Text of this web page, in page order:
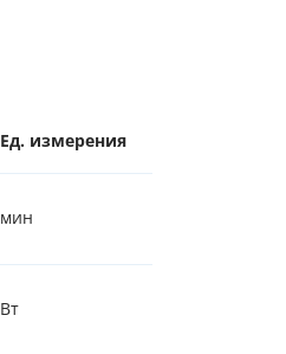
Ед. измерения
мин
Вт